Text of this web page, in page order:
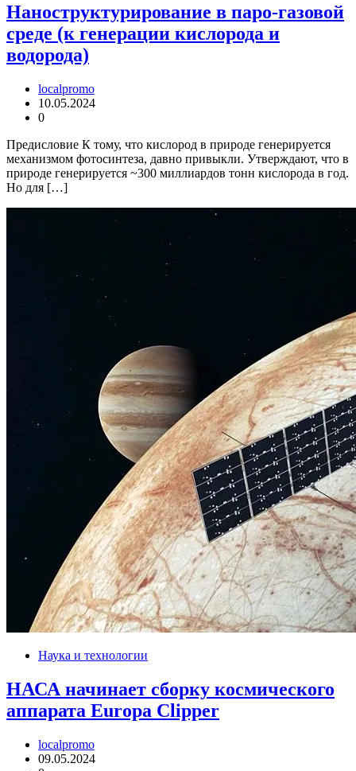
Наноструктурирование в паро-газовой
среде (к генерации кислорода и
водорода)
localpromo
10.05.2024
0
Предисловие К тому, что кислород в природе генерируется
механизмом фотосинтеза, давно привыкли. Утверждают, что в
природе генерируется ~300 миллиардов тонн кислорода в год.
Но для […]
Наука и технологии
НАСА начинает сборку космического
аппарата Europa Clipper
localpromo
09.05.2024